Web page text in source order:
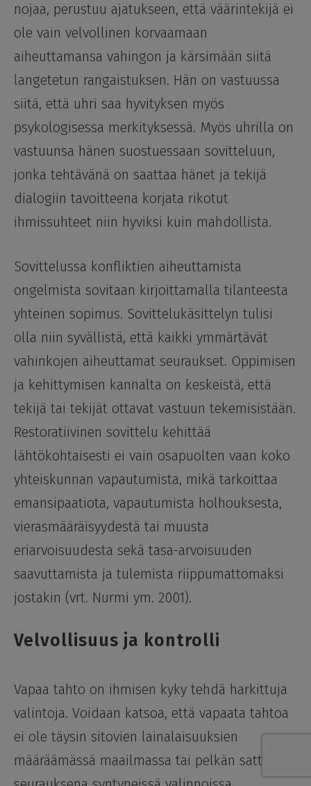
nojaa, perustuu ajatukseen, että väärintekijä ei
ole vain velvollinen korvaamaan
aiheuttamansa vahingon ja kärsimään siitä
langetetun rangaistuksen. Hän on vastuussa
siitä, että uhri saa hyvityksen myös
psykologisessa merkityksessä. Myös uhrilla on
vastuunsa hänen suostuessaan sovitteluun,
jonka tehtävänä on saattaa hänet ja tekijä
dialogiin tavoitteena korjata rikotut
ihmissuhteet niin hyviksi kuin mahdollista.
Sovittelussa konfliktien aiheuttamista
ongelmista sovitaan kirjoittamalla tilanteesta
yhteinen sopimus. Sovittelukäsittelyn tulisi
olla niin syvällistä, että kaikki ymmärtävät
vahinkojen aiheuttamat seuraukset. Oppimisen
ja kehittymisen kannalta on keskeistä, että
tekijä tai tekijät ottavat vastuun tekemisistään.
Restoratiivinen sovittelu kehittää
lähtökohtaisesti ei vain osapuolten vaan koko
yhteiskunnan vapautumista, mikä tarkoittaa
emansipaatiota, vapautumista holhouksesta,
vierasmääräisyydestä tai muusta
eriarvoisuudesta sekä tasa-arvoisuuden
saavuttamista ja tulemista riippumattomaksi
jostakin (vrt. Nurmi ym. 2001).
Velvollisuus ja kontrolli
Vapaa tahto on ihmisen kyky tehdä harkittuja
valintoja. Voidaan katsoa, että vapaata tahtoa
ei ole täysin sitovien lainalaisuuksien
määräämässä maailmassa tai pelkän sattuman